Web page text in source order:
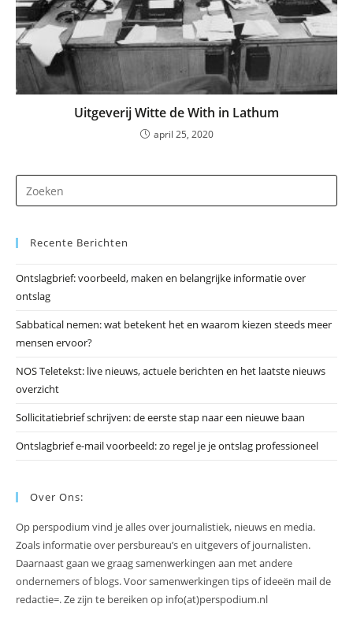
Uitgeverij Witte de With in Lathum
april 25, 2020
op
Recente Berichten
Ontslagbrief: voorbeeld, maken en belangrijke informatie over
ontslag
Sabbatical nemen: wat betekent het en waarom kiezen steeds meer
mensen ervoor?
NOS Teletekst: live nieuws, actuele berichten en het laatste nieuws
overzicht
Sollicitatiebrief schrijven: de eerste stap naar een nieuwe baan
Ontslagbrief e-mail voorbeeld: zo regel je je ontslag professioneel
Over Ons:
Op perspodium vind je alles over journalistiek, nieuws en media.
Zoals informatie over persbureau’s en uitgevers of journalisten.
Daarnaast gaan we graag samenwerkingen aan met andere
ondernemers of blogs. Voor samenwerkingen tips of ideeën mail de
redactie=. Ze zijn te bereiken op info(at)perspodium.nl